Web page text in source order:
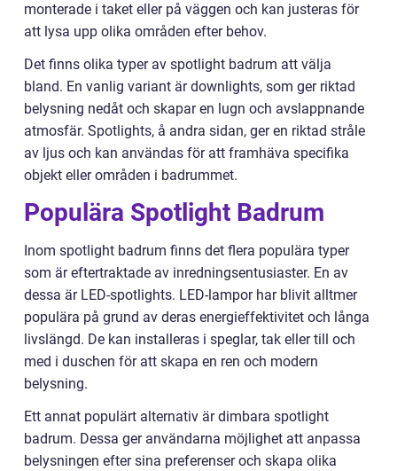
monterade i taket eller på väggen och kan justeras för
att lysa upp olika områden efter behov.
Det finns olika typer av spotlight badrum att välja
bland. En vanlig variant är downlights, som ger riktad
belysning nedåt och skapar en lugn och avslappnande
atmosfär. Spotlights, å andra sidan, ger en riktad stråle
av ljus och kan användas för att framhäva specifika
objekt eller områden i badrummet.
Populära Spotlight Badrum
Inom spotlight badrum finns det flera populära typer
som är eftertraktade av inredningsentusiaster. En av
dessa är LED-spotlights. LED-lampor har blivit alltmer
populära på grund av deras energieffektivitet och långa
livslängd. De kan installeras i speglar, tak eller till och
med i duschen för att skapa en ren och modern
belysning.
Ett annat populärt alternativ är dimbara spotlight
badrum. Dessa ger användarna möjlighet att anpassa
belysningen efter sina preferenser och skapa olika